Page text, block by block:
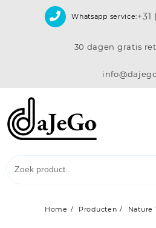
Whatsapp service:
30 dagen gratis
Home Producten Nature